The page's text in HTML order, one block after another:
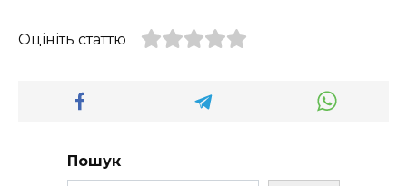
Оцініть статтю
Пошук